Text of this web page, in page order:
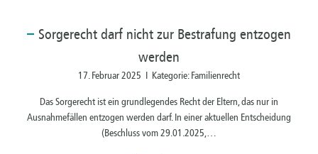
Sorgerecht darf nicht zur Bestrafung entzogen
werden
17. Februar 2025 I Kategorie: Familienrecht
Das Sorgerecht ist ein grundlegendes Recht der Eltern, das nur in
Ausnahmefällen entzogen werden darf. In einer aktuellen Entscheidung
(Beschluss vom 29.01.2025,…